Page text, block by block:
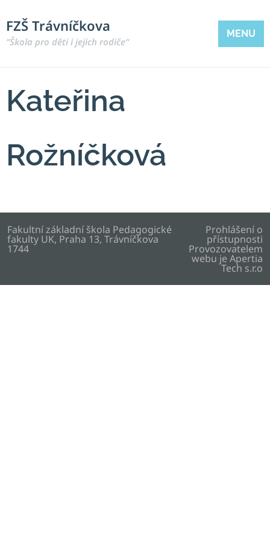
FZŠ Trávníčkova
“Škola pro děti i jejich rodiče“
MENU
Kateřina
Rožníčková
Fakultní základní škola Pedagogické
fakulty UK, Praha 13, Trávníčkova
1744
Prohlášení o
přístupnosti
Provozovatelem
webu je Apertia
Tech s.r.o